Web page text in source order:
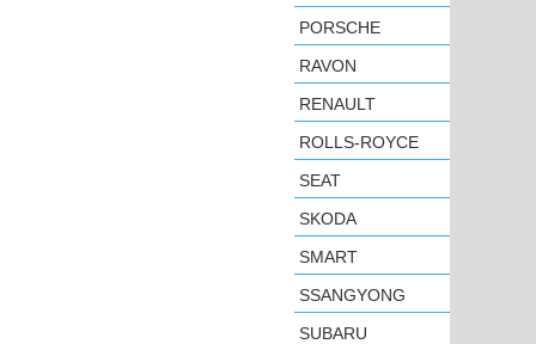
PORSCHE
RAVON
RENAULT
ROLLS-ROYCE
SEAT
SKODA
SMART
SSANGYONG
SUBARU